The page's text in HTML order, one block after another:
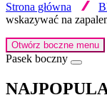
Strona główna
wskazywać na
Otwórz boczne menu
Pasek boczny